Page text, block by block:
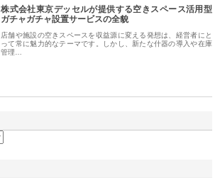
株式会社東京デッセルが提供する空きスペース活用型
ガチャガチャ設置サービスの全貌
店舗や施設の空きスペースを収益源に変える発想は、経営者にと
って常に魅力的なテーマです。しかし、新たな什器の導入や在庫
管理…